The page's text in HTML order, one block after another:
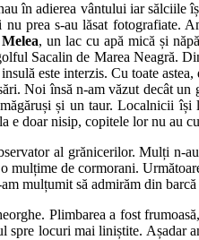
în adierea vântului iar sălciile
prea s-au lăsat fotografiate.
, un lac cu apă mică și
Sacalin de Marea Neagră.
este interzis. Cu toate
Noi însă n-am văzut decât
și un taur. Localnicii își
doar nisip, copitele lor nu au
al grănicerilor. Mulți n-
mulțime de cormorani.
mulțumit să admirăm din
Plimbarea a fost
spre locuri mai liniștite.